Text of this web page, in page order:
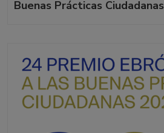
Buenas Prácticas Ciudadanas